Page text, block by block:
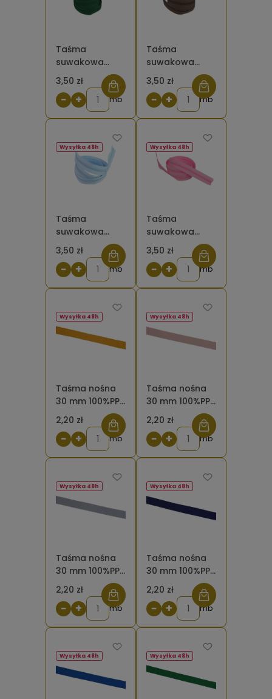
Taśma
suwakowa
spiralna 5 mm
zielona ciemna
153
3,50 zł
− + mb
Taśma
suwakowa
spiralna 5 mm
brązowa 568
3,50 zł
− + mb
Taśma
suwakowa
spiralna 5 mm
błękitna 351
3,50 zł
Wysyłka 48h
− + mb
Taśma
suwakowa
spiralna 5 mm
różowa 513
3,50 zł
Wysyłka 48h
− + mb
Taśma nośna
30 mm 100%PP
żółta
musztardowa
2,20 zł
Wysyłka 48h
− + mb
Taśma nośna
30 mm 100%PP
różowa brudna
221
2,20 zł
Wysyłka 48h
− + mb
Taśma nośna
30 mm 100%PP
szara 134
2,20 zł
Wysyłka 48h
− + mb
Taśma nośna
30 mm 100%PP
granatowa 058
2,20 zł
Wysyłka 48h
− + mb
Wysyłka 48h Wysyłka 48h